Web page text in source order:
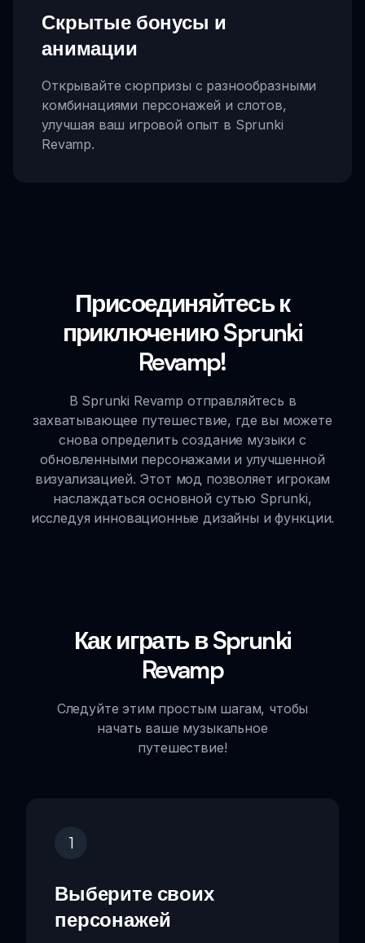
Скрытые бонусы и
анимации
Открывайте сюрпризы с разнообразными
комбинациями персонажей и слотов,
улучшая ваш игровой опыт в Sprunki
Revamp.
Присоединяйтесь к
приключению Sprunki
Revamp!
В Sprunki Revamp отправляйтесь в
захватывающее путешествие, где вы можете
снова определить создание музыки с
обновленными персонажами и улучшенной
визуализацией. Этот мод позволяет игрокам
наслаждаться основной сутью Sprunki,
исследуя инновационные дизайны и функции.
Как играть в Sprunki
Revamp
Следуйте этим простым шагам, чтобы
начать ваше музыкальное
путешествие!
1
Выберите своих
персонажей